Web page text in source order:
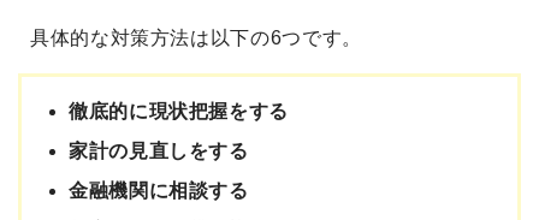
具体的な対策方法は以下の6つです。
徹底的に現状把握をする
家計の見直しをする
金融機関に相談する